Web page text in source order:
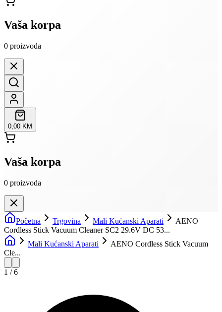
Vaša korpa
0 proizvoda
0,00 KM
Vaša korpa
0 proizvoda
Početna Trgovina Mali Kućanski Aparati
AENO
Cordless Stick Vacuum Cleaner SC2 29.6V DC 53...
Mali Kućanski Aparati
AENO Cordless Stick Vacuum
Cle...
1 /6